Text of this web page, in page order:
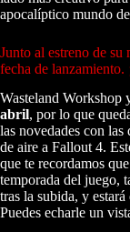
apocalíptico mundo
Junto al estreno de
fecha de lanzamiento.
Wasteland Workshop
abril, por lo que
las novedades con
de aire a Fallout 4.
que te recordamos
temporada del juego,
tras la subida, y
Puedes echarle un